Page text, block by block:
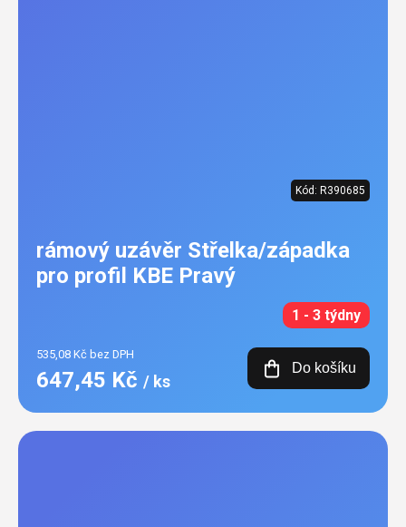
Kód: R390685
rámový uzávěr Střelka/západka
pro profil KBE Pravý
1 - 3 týdny
535,08 Kč bez DPH
647,45 Kč / ks
Do košíku